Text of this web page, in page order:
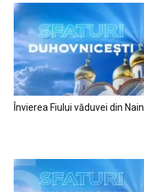
Învierea Fiului văduvei din Nain